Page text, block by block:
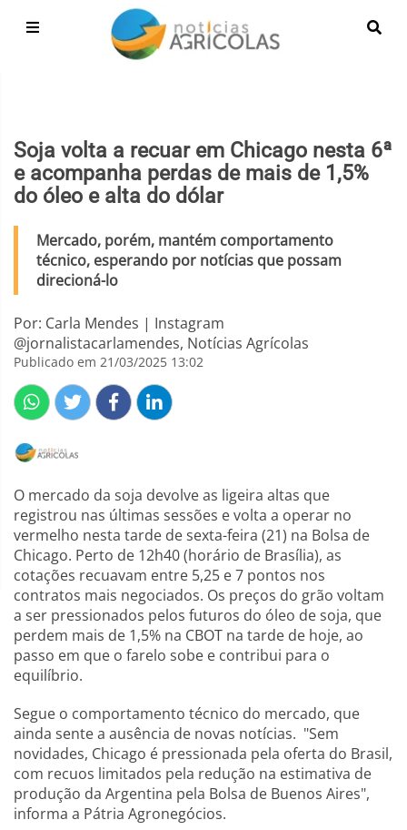
Soja volta a recuar em Chicago nesta 6ª
e acompanha perdas de mais de 1,5%
do óleo e alta do dólar
Mercado, porém, mantém comportamento
técnico, esperando por notícias que possam
direcioná-lo
Por: Carla Mendes | Instagram
@jornalistacarlamendes, Notícias Agrícolas
Publicado em 21/03/2025 13:02
O mercado da soja devolve as ligeira altas que
registrou nas últimas sessões e volta a operar no
vermelho nesta tarde de sexta-feira (21) na Bolsa de
Chicago. Perto de 12h40 (horário de Brasília), as
cotações recuavam entre 5,25 e 7 pontos nos
contratos mais negociados. Os preços do grão voltam
a ser pressionados pelos futuros do óleo de soja, que
perdem mais de 1,5% na CBOT na tarde de hoje, ao
passo em que o farelo sobe e contribui para o
equilíbrio.
Segue o comportamento técnico do mercado, que
ainda sente a ausência de novas notícias. "Sem
novidades, Chicago é pressionada pela oferta do Brasil,
com recuos limitados pela redução na estimativa de
produção da Argentina pela Bolsa de Buenos Aires",
informa a Pátria Agronegócios.